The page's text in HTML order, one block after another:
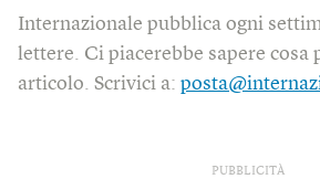
Internazionale pubblica ogni
lettere. Ci piacerebbe sapere cosa
articolo. Scrivici a:
PUBBLICITÀ